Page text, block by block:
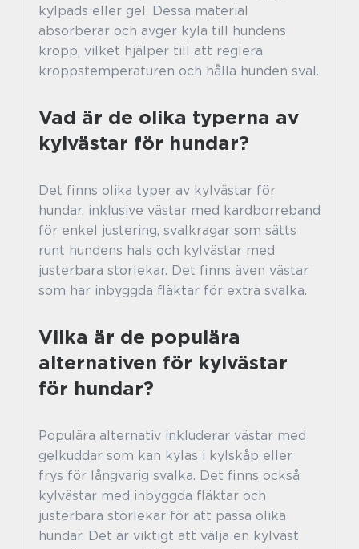
kylpads eller gel. Dessa material
absorberar och avger kyla till hundens
kropp, vilket hjälper till att reglera
kroppstemperaturen och hålla hunden sval.
Vad är de olika typerna av
kylvästar för hundar?
Det finns olika typer av kylvästar för
hundar, inklusive västar med kardborreband
för enkel justering, svalkragar som sätts
runt hundens hals och kylvästar med
justerbara storlekar. Det finns även västar
som har inbyggda fläktar för extra svalka.
Vilka är de populära
alternativen för kylvästar
för hundar?
Populära alternativ inkluderar västar med
gelkuddar som kan kylas i kylskåp eller
frys för långvarig svalka. Det finns också
kylvästar med inbyggda fläktar och
justerbara storlekar för att passa olika
hundar. Det är viktigt att välja en kylväst